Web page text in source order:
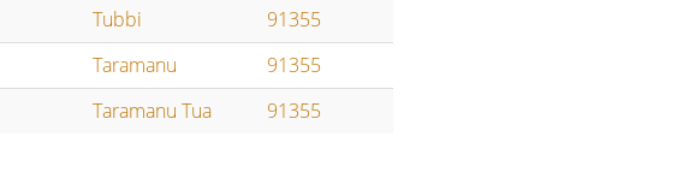
Tubbi
91355
Taramanu
91355
Taramanu Tua 91355